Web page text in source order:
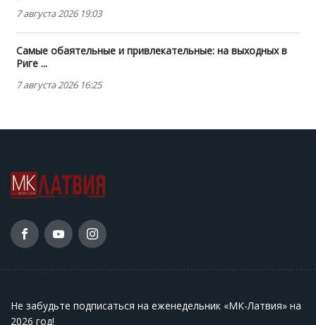
7 августа 2026 19:03
Самые обаятельные и привлекательные: на выходных в
Риге ...
7 августа 2026 16:25
Не забудьте подписаться на еженедельник «МК-Латвия» на
2026 год!